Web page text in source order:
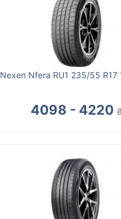
Nexen Nfera RU1 235/55 R17
4098 - 4220 ₴